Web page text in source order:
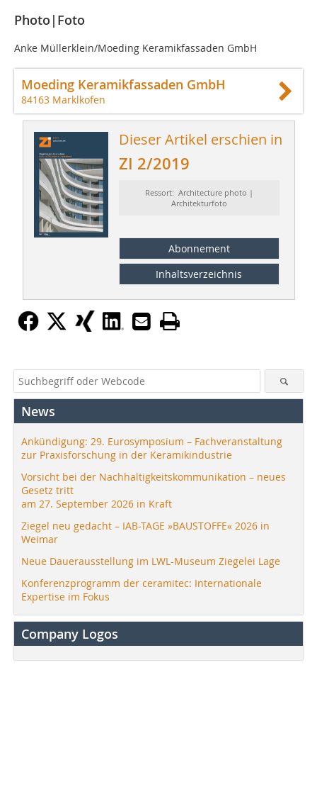
Photo|Foto
Anke Müllerklein/Moeding Keramikfassaden GmbH
Moeding Keramikfassaden GmbH
84163 Marklkofen
Dieser Artikel erschien in
ZI 2/2019
Ressort: Architecture photo |
Architekturfoto
Abonnement
Inhaltsverzeichnis
News
Ankündigung: 29. Eurosymposium – Fachveranstaltung
zur Praxisforschung in der Keramikindustrie
Vorsicht bei der Nachhaltigkeitskommunikation – neues
Gesetz tritt
am 27. September 2026 in Kraft
Ziegel neu gedacht – IAB-TAGE »BAUSTOFFE« 2026 in
Weimar
Neue Dauerausstellung im LWL-Museum Ziegelei Lage
Konferenzprogramm der ceramitec: Internationale
Expertise im Fokus
Company Logos